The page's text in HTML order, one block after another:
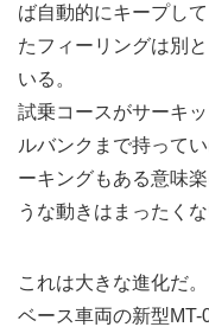
ば自動的にキープし
たフィーリングは別
いる。
試乗コースがサーキ
ルバンクまで持って
ーキングもある意味
うな動きはまったくな
これは大きな進化だ。
ベース車両の新型